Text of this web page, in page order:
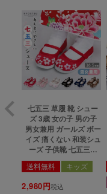
七五三 草履 靴 シュー
ズ 3歳 女の子 男の子
男女兼用 ガールズ ボー
イズ 痛くない 和装シュ
ーズ 子供靴 七五三靴
フォーマル 子供 子ども
キッズ 靴擦れしにくい
桜 七宝 おしゃれ かわ
いい かっこいい 被布
送料無料 キッズ
2,980 税込